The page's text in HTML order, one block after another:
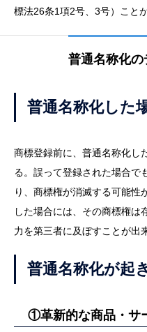
標法26条1項2号、3号）こと
普通名称化の
普通名称化した
商標登録前に、普通名称化し
る。誤って登録された場合で
り、商標権が消滅する可能性
した場合には、その商標権は
力を第三者に及ぼすことが出
普通名称化が起
①革新的な商品・サ